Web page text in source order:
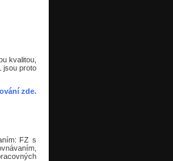
kvalitou,
jsou proto
zde.
FZ s